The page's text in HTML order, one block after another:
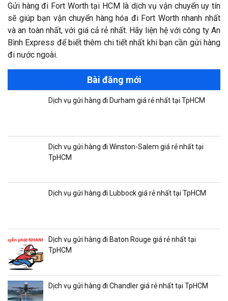
Gửi hàng đi Fort Worth tại HCM là dịch vụ vận chuyển uy tín
sẽ giúp bạn vận chuyển hàng hóa đi Fort Worth nhanh nhất
và an toàn nhất, với giá cả rẻ nhất. Hãy liện hệ với công ty An
Bình Express để biết thêm chi tiết nhất khi bạn cần gửi hàng
đi nước ngoài.
Bài đăng mới
Dịch vụ gửi hàng đi Durham giá rẻ nhất tại TpHCM
Dịch vụ gửi hàng đi Winston-Salem giá rẻ nhất tại
TpHCM
Dịch vụ gửi hàng đi Lubbock giá rẻ nhất tại TpHCM
Dịch vụ gửi hàng đi Baton Rouge giá rẻ nhất tại
TpHCM
Dịch vụ gửi hàng đi Chandler giá rẻ nhất tại TpHCM